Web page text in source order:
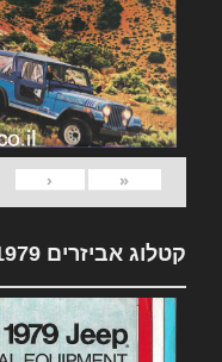
«
‹
קטלוג אביזרים 1979 Jeep